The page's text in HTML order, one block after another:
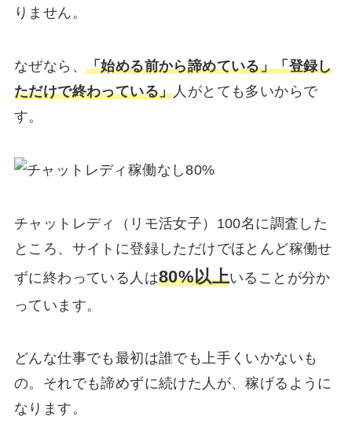
りません。
なぜなら、 「始める前から諦めている」「登録し
ただけで終わっている」 人がとても多いからで
す。
チャットレディ（リモ活女子）100名に調査した
ところ、サイトに登録しただけでほとんど稼働せ
ずに終わっている人は80%以上いることが分か
っています。
どんな仕事でも最初は誰でも上手くいかないも
の。それでも諦めずに続けた人が、稼げるように
なります。